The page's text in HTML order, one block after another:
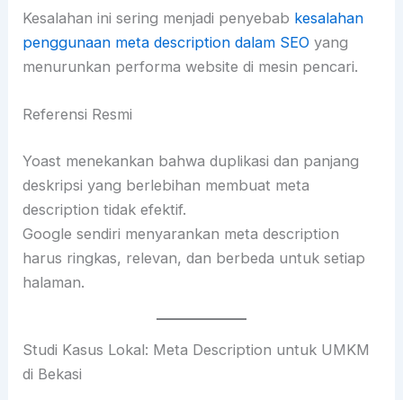
Kesalahan ini sering menjadi penyebab kesalahan
penggunaan meta description dalam SEO yang
menurunkan performa website di mesin pencari.
Referensi Resmi
Yoast menekankan bahwa duplikasi dan panjang
deskripsi yang berlebihan membuat meta
description tidak efektif.
Google sendiri menyarankan meta description
harus ringkas, relevan, dan berbeda untuk setiap
halaman.
Studi Kasus Lokal: Meta Description untuk UMKM
di Bekasi